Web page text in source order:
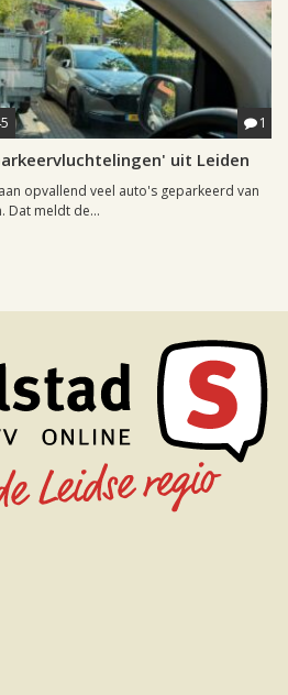
1
uit Leiden
opvallend veel auto's geparkeerd van
Dat meldt de...